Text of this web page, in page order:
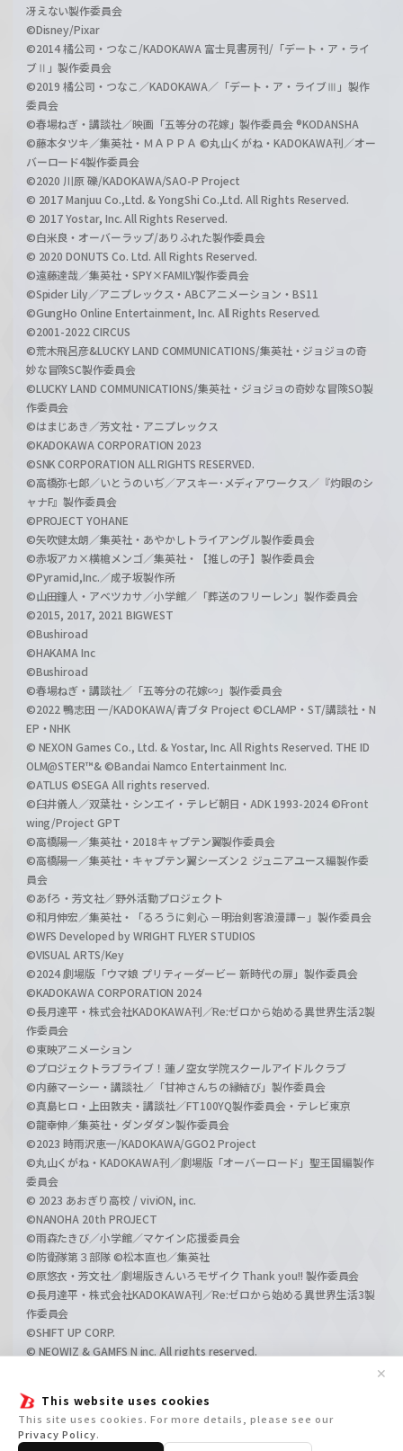
This website uses cookies
This site uses cookies. For more details, please see our
Privacy Policy.
✕
冴えない製作委員会
©Disney/Pixar
©2014 橘公司・つなこ/KADOKAWA 富士見書房刊/「デート・ア・ライ
ブⅡ」製作委員会
©2019 橘公司・つなこ／KADOKAWA／「デート・ア・ライブⅢ」製作
委員会
©春場ねぎ・講談社／映画「五等分の花嫁」製作委員会 ®KODANSHA
©藤本タツキ／集英社・ＭＡＰＰＡ ©丸山くがね・KADOKAWA刊／オー
バーロード4製作委員会
©2020 川原 礫/KADOKAWA/SAO-P Project
© 2017 Manjuu Co.,Ltd. & YongShi Co.,Ltd. All Rights Reserved.
© 2017 Yostar, Inc. All Rights Reserved.
©白米良・オーバーラップ/ありふれた製作委員会
© 2020 DONUTS Co. Ltd. All Rights Reserved.
©遠藤達哉／集英社・SPY×FAMILY製作委員会
©Spider Lily／アニプレックス・ABCアニメーション・BS11
©GungHo Online Entertainment, Inc. All Rights Reserved.
©2001-2022 CIRCUS
©荒木飛呂彦&LUCKY LAND COMMUNICATIONS/集英社・ジョジョの奇
妙な冒険SC製作委員会
©LUCKY LAND COMMUNICATIONS/集英社・ジョジョの奇妙な冒険SO製
作委員会
©はまじあき／芳文社・アニプレックス
©KADOKAWA CORPORATION 2023
©SNK CORPORATION ALL RIGHTS RESERVED.
©高橋弥七郎／いとうのいぢ／アスキー･メディアワークス／『灼眼のシ
ャナF』製作委員会
©PROJECT YOHANE
©矢吹健太朗／集英社・あやかしトライアングル製作委員会
©赤坂アカ×横槍メンゴ／集英社・【推しの子】製作委員会
©Pyramid,Inc.／成子坂製作所
©山田鐘人・アベツカサ／小学館／「葬送のフリーレン」製作委員会
©2015, 2017, 2021 BIGWEST
©Bushiroad
©HAKAMA Inc
©Bushiroad
©春場ねぎ・講談社／「五等分の花嫁∽」製作委員会
©2022 鴨志田 一/KADOKAWA/青ブタ Project ©CLAMP・ST/講談社・N
EP・NHK
© NEXON Games Co., Ltd. & Yostar, Inc. All Rights Reserved. THE ID
OLM@STER™& ©Bandai Namco Entertainment Inc.
©ATLUS ©SEGA All rights reserved.
©臼井儀人／双葉社・シンエイ・テレビ朝日・ADK 1993-2024 ©Front
wing/Project GPT
©高橋陽一／集英社・2018キャプテン翼製作委員会
©高橋陽一／集英社・キャプテン翼シーズン２ ジュニアユース編製作委
員会
©あfろ・芳文社／野外活動プロジェクト
©和月伸宏／集英社・「るろうに剣心 －明治剣客浪漫譚－」製作委員会
©WFS Developed by WRIGHT FLYER STUDIOS
©VISUAL ARTS/Key
©2024 劇場版「ウマ娘 プリティーダービー 新時代の扉」製作委員会
©KADOKAWA CORPORATION 2024
©長月達平・株式会社KADOKAWA刊／Re:ゼロから始める異世界生活2製
作委員会
©東映アニメーション
©プロジェクトラブライブ！蓮ノ空女学院スクールアイドルクラブ
©内藤マーシー・講談社／「甘神さんちの縁結び」製作委員会
©真島ヒロ・上田敦夫・講談社／FT100YQ製作委員会・テレビ東京
©龍幸伸／集英社・ダンダダン製作委員会
©2023 時雨沢恵一/KADOKAWA/GGO2 Project
©丸山くがね・KADOKAWA刊／劇場版「オーバーロード」聖王国編製作
委員会
© 2023 あおぎり高校 / viviON, inc.
©NANOHA 20th PROJECT
©雨森たきび／小学館／マケイン応援委員会
©防衛隊第３部隊 ©松本直也／集英社
©原悠衣・芳文社／劇場版きんいろモザイク Thank you!! 製作委員会
©長月達平・株式会社KADOKAWA刊／Re:ゼロから始める異世界生活3製
作委員会
©SHIFT UP CORP.
© NEOWIZ & GAMFS N inc. All rights reserved.
©GIRLS und PANZER Film Projekt
©GIRLS und PANZER Finale Projekt